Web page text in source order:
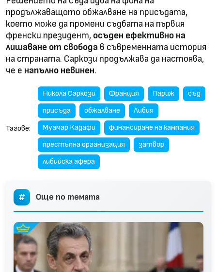
продължаващото обжалване на присъдата,
което може да промени съдбата на първия
френски президент, осъден ефективно на
лишаване от свобода в съвременната история
на страната. Саркози продължава да настоява,
че е напълно невинен.
Тагове:
Никола Саркози Франция Париж
съд
присъда
обжалване
Либия
Муамар Кадафи
финансиране на кампания
престъпна организация
затвор
либийска афера
Още по темата